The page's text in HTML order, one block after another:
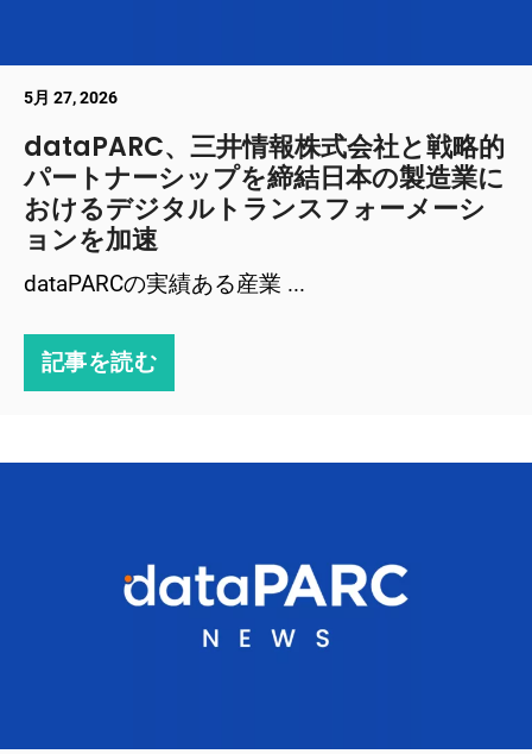
5月 27, 2026
dataPARC、三井情報株式会社と戦略的
パートナーシップを締結日本の製造業に
おけるデジタルトランスフォーメーシ
ョンを加速
dataPARCの実績ある産業 ...
記事を読む